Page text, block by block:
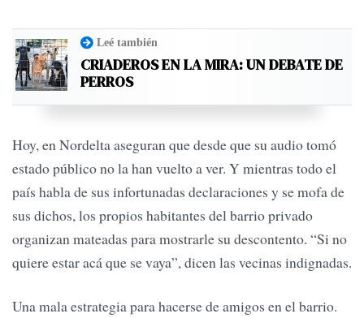
Leé también
CRIADEROS EN LA MIRA: UN DEBATE DE
PERROS
Hoy, en Nordelta aseguran que desde que su audio tomó
estado público no la han vuelto a ver. Y mientras todo el
país habla de sus infortunadas declaraciones y se mofa de
sus dichos, los propios habitantes del barrio privado
organizan mateadas para mostrarle su descontento. “Si no
quiere estar acá que se vaya”, dicen las vecinas indignadas.
Una mala estrategia para hacerse de amigos en el barrio.